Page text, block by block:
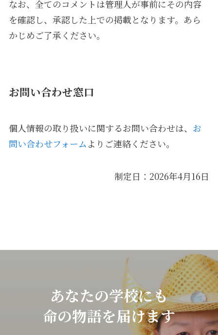
なお、全てのコメントは管理人が事前にその内容
を確認し、承認した上での掲載となります。あら
かじめご了承ください。
お問い合わせ窓口
個人情報の取り扱いに関するお問い合わせは、 お
問い合わせフォームよりご連絡ください。
制定日：2026年4月16日
あなたの学校にも
命の物語を届けます